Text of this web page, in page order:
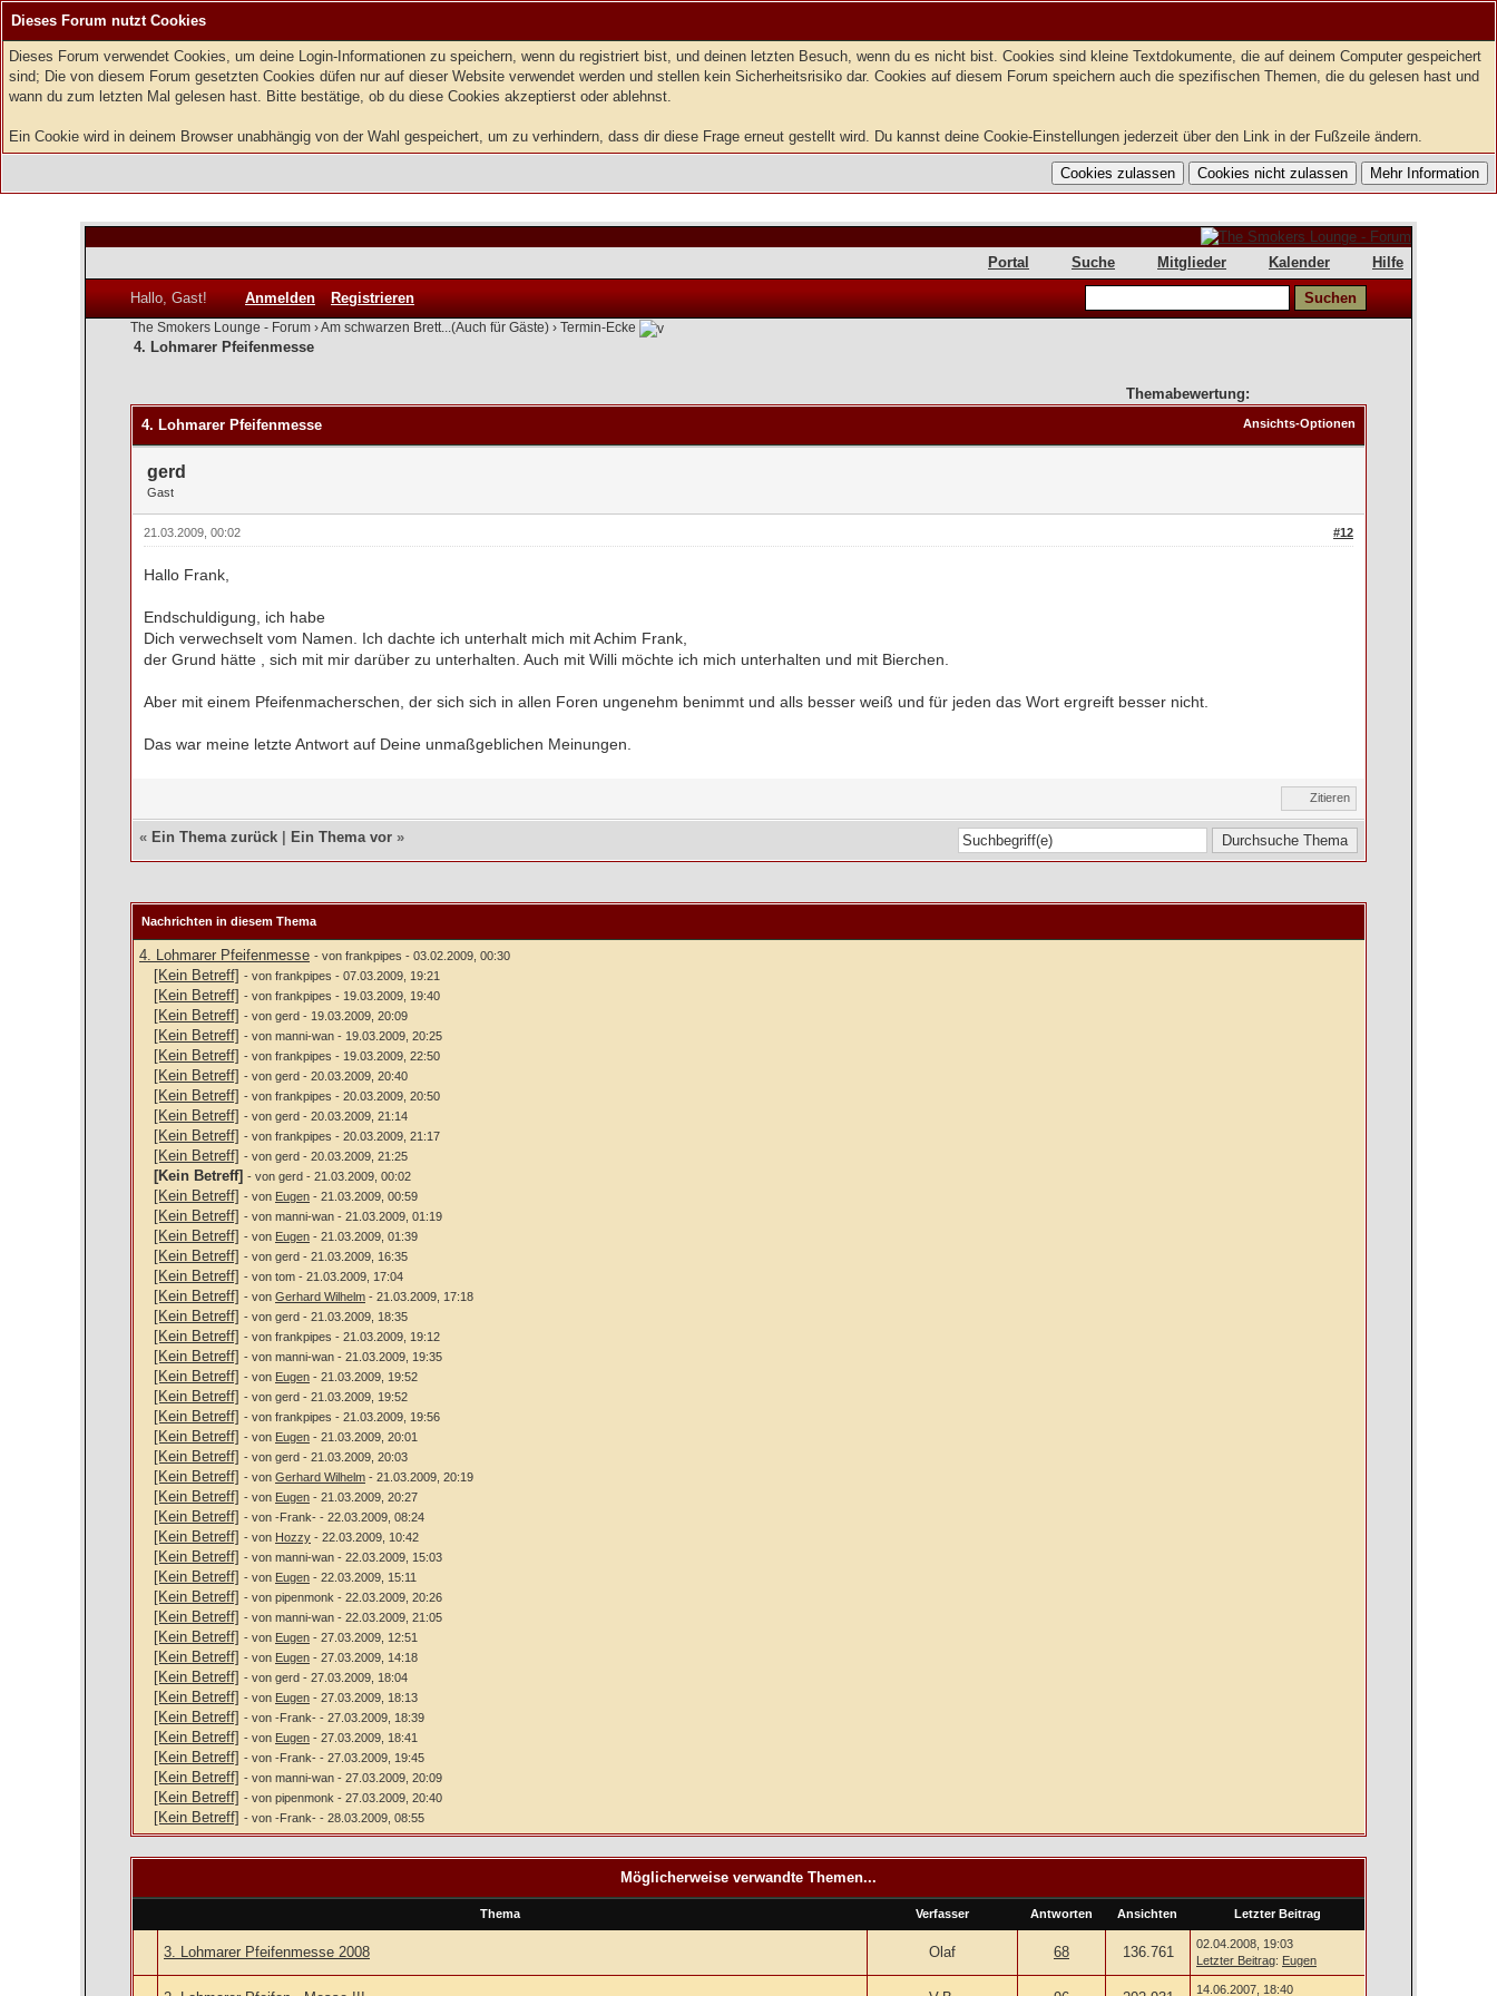
Dieses Forum nutzt Cookies
Dieses Forum verwendet Cookies, um deine Login-Informationen zu speichern, wenn du registriert bist, und deinen letzten Besuch, wenn du es nicht bist. Cookies sind kleine Textdokumente, die auf deinem Computer gespeichert
sind; Die von diesem Forum gesetzten Cookies düfen nur auf dieser Website verwendet werden und stellen kein Sicherheitsrisiko dar. Cookies auf diesem Forum speichern auch die spezifischen Themen, die du gelesen hast und
wann du zum letzten Mal gelesen hast. Bitte bestätige, ob du diese Cookies akzeptierst oder ablehnst.
Ein Cookie wird in deinem Browser unabhängig von der Wahl gespeichert, um zu verhindern, dass dir diese Frage erneut gestellt wird. Du kannst deine Cookie-Einstellungen jederzeit über den Link in der Fußzeile ändern.
Portal Suche Mitglieder Kalender Hilfe
Hallo, Gast! Anmelden Registrieren
The Smokers Lounge - Forum ›Am schwarzen Brett...(Auch für Gäste) › Termin-Ecke
4. Lohmarer Pfeifenmesse
Themabewertung:
Ansichts-Optionen
4. Lohmarer Pfeifenmesse
gerd
Gast
#12
21.03.2009, 00:02
Hallo Frank,
Endschuldigung, ich habe
Dich verwechselt vom Namen. Ich dachte ich unterhalt mich mit Achim Frank,
der Grund hätte , sich mit mir darüber zu unterhalten. Auch mit Willi möchte ich mich unterhalten und mit Bierchen.
Aber mit einem Pfeifenmacherschen, der sich sich in allen Foren ungenehm benimmt und alls besser weiß und für jeden das Wort ergreift besser nicht.
Das war meine letzte Antwort auf Deine unmaßgeblichen Meinungen.
Zitieren
« Ein Thema zurück Ein Thema vor »
Nachrichten in diesem Thema
4. Lohmarer Pfeifenmesse - von frankpipes - 03.02.2009, 00:30
[Kein Betreff] - von frankpipes - 07.03.2009, 19:21
[Kein Betreff] - von frankpipes - 19.03.2009, 19:40
[Kein Betreff] - von gerd - 19.03.2009, 20:09
[Kein Betreff] - von manni-wan - 19.03.2009, 20:25
[Kein Betreff] - von frankpipes - 19.03.2009, 22:50
[Kein Betreff] - von gerd - 20.03.2009, 20:40
[Kein Betreff] - von frankpipes - 20.03.2009, 20:50
[Kein Betreff] - von gerd - 20.03.2009, 21:14
[Kein Betreff] - von frankpipes - 20.03.2009, 21:17
[Kein Betreff] - von gerd - 20.03.2009, 21:25
[Kein Betreff] - von gerd - 21.03.2009, 00:02
[Kein Betreff] - von Eugen - 21.03.2009, 00:59
[Kein Betreff] - von manni-wan - 21.03.2009, 01:19
[Kein Betreff] - von Eugen - 21.03.2009, 01:39
[Kein Betreff] - von gerd - 21.03.2009, 16:35
[Kein Betreff] - von tom - 21.03.2009, 17:04
[Kein Betreff] - von Gerhard Wilhelm - 21.03.2009, 17:18
[Kein Betreff] - von gerd - 21.03.2009, 18:35
[Kein Betreff] - von frankpipes - 21.03.2009, 19:12
[Kein Betreff] - von manni-wan - 21.03.2009, 19:35
[Kein Betreff] - von Eugen - 21.03.2009, 19:52
[Kein Betreff] - von gerd - 21.03.2009, 19:52
[Kein Betreff] - von frankpipes - 21.03.2009, 19:56
[Kein Betreff] - von Eugen - 21.03.2009, 20:01
[Kein Betreff] - von gerd - 21.03.2009, 20:03
[Kein Betreff] - von Gerhard Wilhelm - 21.03.2009, 20:19
[Kein Betreff] - von Eugen - 21.03.2009, 20:27
[Kein Betreff] - von -Frank- - 22.03.2009, 08:24
[Kein Betreff] - von Hozzy - 22.03.2009, 10:42
[Kein Betreff] - von manni-wan - 22.03.2009, 15:03
[Kein Betreff] - von Eugen - 22.03.2009, 15:11
[Kein Betreff] - von pipenmonk - 22.03.2009, 20:26
[Kein Betreff] - von manni-wan - 22.03.2009, 21:05
[Kein Betreff] - von Eugen - 27.03.2009, 12:51
[Kein Betreff] - von Eugen - 27.03.2009, 14:18
[Kein Betreff] - von gerd - 27.03.2009, 18:04
[Kein Betreff] - von Eugen - 27.03.2009, 18:13
[Kein Betreff] - von -Frank- - 27.03.2009, 18:39
[Kein Betreff] - von Eugen - 27.03.2009, 18:41
[Kein Betreff] - von -Frank- - 27.03.2009, 19:45
[Kein Betreff] - von manni-wan - 27.03.2009, 20:09
[Kein Betreff] - von pipenmonk - 27.03.2009, 20:40
[Kein Betreff] - von -Frank- - 28.03.2009, 08:55
Möglicherweise verwandte Themen...
Thema Verfasser Antworten Ansichten Letzter Beitrag
3. Lohmarer Pfeifenmesse 2008 Olaf 68 136.761
02.04.2008, 19:03
Letzter Beitrag: Eugen
14.06.2007, 18:40